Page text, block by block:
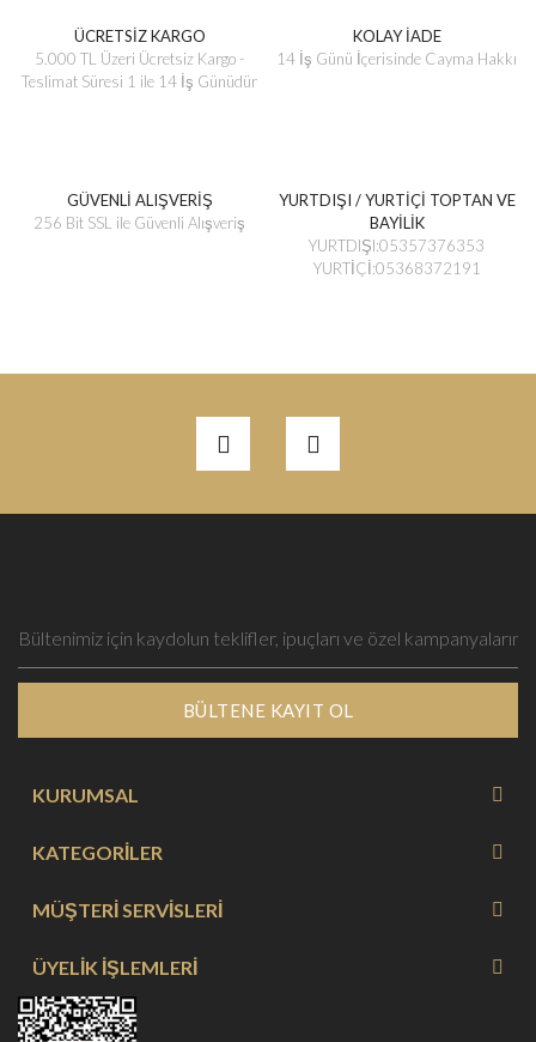
ÜCRETSİZ KARGO
5.000 TL Üzeri Ücretsiz Kargo -
Teslimat Süresi 1 ile 14 İş Günüdür
KOLAY İADE
14 İş Günü İçerisinde Cayma Hakkı
GÜVENLİ ALIŞVERİŞ
256 Bit SSL ile Güvenli Alışveriş
YURTDIŞI / YURTİÇİ TOPTAN VE
BAYİLİK
YURTDIŞI:05357376353
YURTİÇİ:05368372191
BÜLTENE KAYIT OL
KURUMSAL
KATEGORİLER
MÜŞTERİ SERVİSLERİ
ÜYELİK İŞLEMLERİ